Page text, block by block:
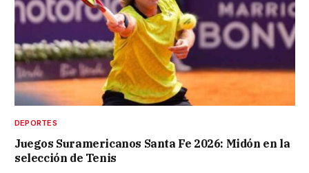
DEPORTES
Juegos Suramericanos Santa Fe 2026: Midón en la
selección de Tenis